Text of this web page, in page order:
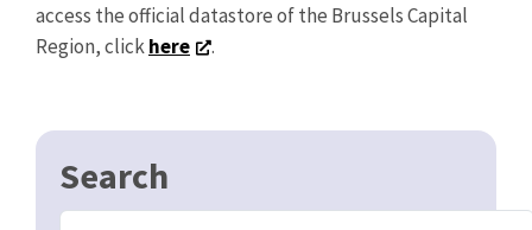
access the official datastore of the Brussels Capital
Region, clickhere .
Search